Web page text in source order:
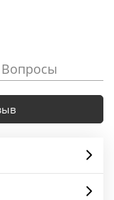
Вопросы